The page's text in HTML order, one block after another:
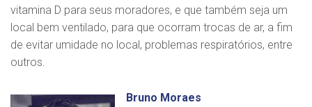
vitamina D para seus moradores, e que também seja um
local bem ventilado, para que ocorram trocas de ar, a fim
de evitar umidade no local, problemas respiratórios, entre
outros.
Bruno Moraes